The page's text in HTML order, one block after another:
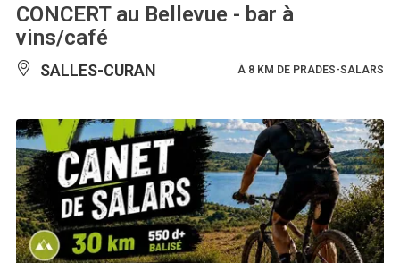
CONCERT au Bellevue - bar à
vins/café
SALLES-CURAN À 8 KM DE PRADES-SALARS